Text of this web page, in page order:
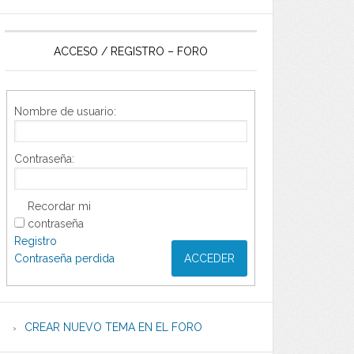
ACCESO / REGISTRO – FORO
Nombre de usuario:
Contraseña:
Recordar mi
contraseña
ACCEDER
Registro
Contraseña perdida
CREAR NUEVO TEMA EN EL FORO